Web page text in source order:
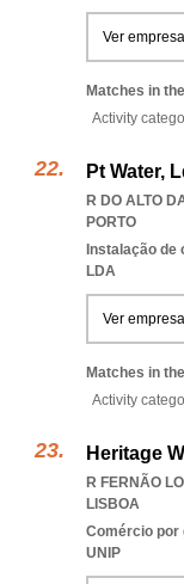
Ver empresa
Matches in
Activity
Pt Water,
R DO ALTO
PORTO
Instalação de
LDA
Ver empresa
Matches in
Activity
Heritage
R FERNÃO
LISBOA
Comércio por
UNIP